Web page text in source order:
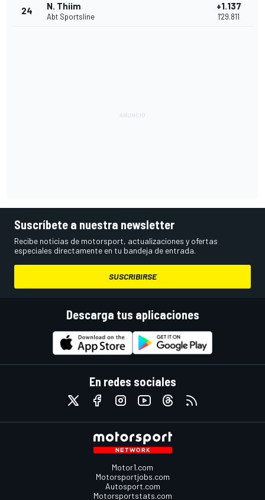
24 N. Thiim
Abt Sportsline
+1.137
1'29.811
Suscríbete a nuestra newsletter
Recibe noticias de motorsport, actualizaciones y ofertas
especiales directamente en tu bandeja de entrada.
SUSCRIBIRSE
Descarga tus aplicaciones
En redes sociales
Motor1.com
Motorsportjobs.com
Autosport.com
Motorsportstats.com